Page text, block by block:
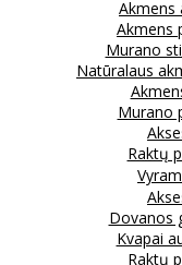
Akmens
Akmens
Murano
Natūralaus
Murano
Raktų
Dovanos
Kvapai
Raktų